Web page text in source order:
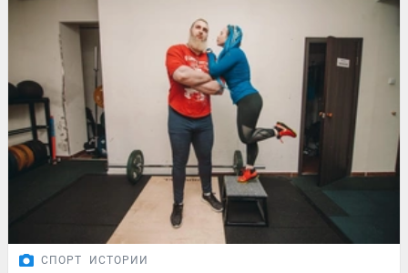
СПОРТ ИСТОРИИ